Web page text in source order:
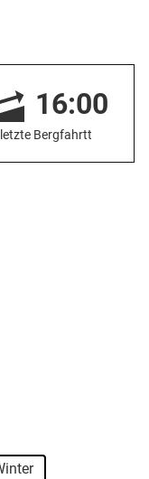
16:00
letzte Bergfahrtt